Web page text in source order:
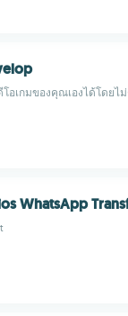
โอเกมของคุณเองได้โดยไ
WhatsApp